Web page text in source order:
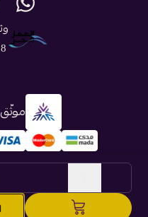
الحقوق محفوظة |